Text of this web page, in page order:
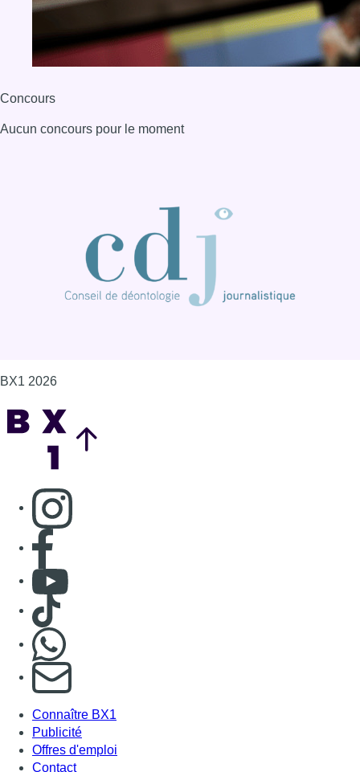
Concours
Aucun concours pour le moment
BX1 2026
Consulter page Instagram
Consulter page Facebook
Consulter Youtube
Consulter TikTok
S'abonner à notre newsletter
Connaître BX1
Publicité
Offres d'emploi
Contact